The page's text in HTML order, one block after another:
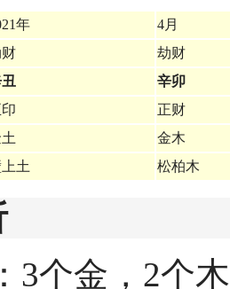
年
4月
劫财
辛卯
正财
金木
土 松柏木
3个金，2个